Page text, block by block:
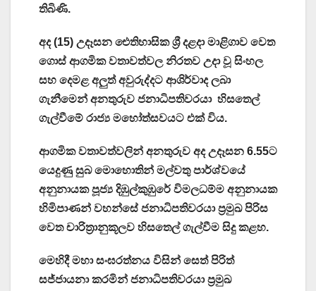
තිබිණි.
අද (15) උදෑසන ඓතිහාසික ශ්‍රී දළදා මාළිගාව වෙත
ගොස් ආගමික වතාවත්වල නිරතව උදා වූ සිංහල
සහ දෙමළ අලුත් අවුරුද්දට ආශිර්වාද ලබා
ගැනීමෙන් අනතුරුව ජනාධිපතිවරයා හිසතෙල්
ගැල්වීමේ රාජ්‍ය මහෝත්සවයට එක් විය.
ආගමික වතාවත්වලින් අනතුරුව අද උදෑසන 6.55ට
යෙදුණු සුබ මොහොතින් මල්වතු පාර්ශ්වයේ
අනුනායක පූජ්‍ය දිඹුල්කුඹුරේ විමලධම්ම අනුනායක
හිමිපාණන් වහන්සේ ජනාධිපතිවරයා ප්‍රමුඛ පිරිස
වෙත චාරිත්‍රානුකූලව හිසතෙල් ගැල්වීම සිදු කළහ.
මෙහිදී මහා සංඝරත්නය විසින් සෙත් පිරිත්
සජ්ජායනා කරමින් ජනාධිපතිවරයා ප්‍රමුඛ